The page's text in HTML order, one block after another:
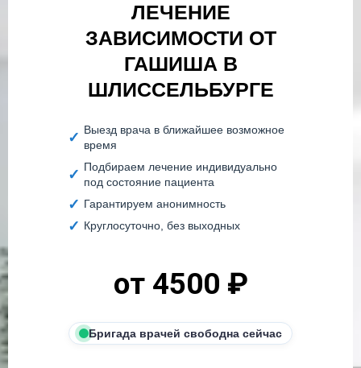
ЛЕЧЕНИЕ
ЗАВИСИМОСТИ ОТ
ГАШИША В
ШЛИССЕЛЬБУРГЕ
Выезд врача в ближайшее возможное
время
Подбираем лечение индивидуально
под состояние пациента
Гарантируем анонимность
Круглосуточно, без выходных
от 4500 ₽
Бригада врачей свободна сейчас